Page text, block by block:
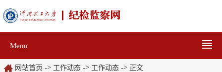
Menu
网站首页 -> 工作动态 -> 工作动态 -> 正文